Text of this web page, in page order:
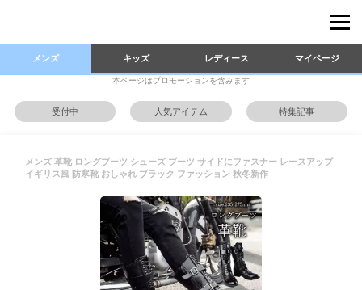
メンズ キッズ レディース マイページ
本ページはプロモーションを含みます
受付中 人気アイテム 特集記事
メンズ 革靴 ロングブーツ シューズ ブーツ サイドにファスナー レースアップ
イギリス風 防寒靴 おしゃれ ブラック ファッション 秋冬新作